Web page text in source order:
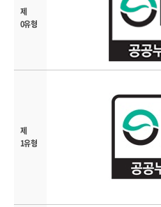
제
0유형
제
1유형